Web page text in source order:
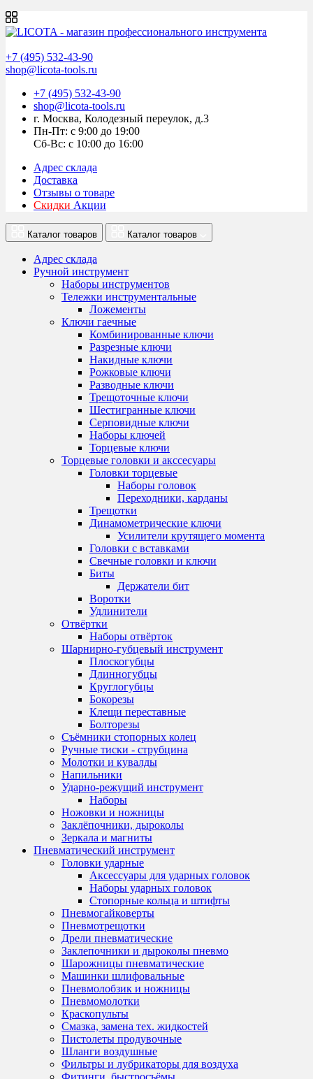
+7 (495) 532-43-90
shop@licota-tools.ru
+7 (495) 532-43-90
shop@licota-tools.ru
г. Москва, Колодезный переулок, д.3
Пн-Пт: с 9:00 до 19:00
Сб-Вс: с 10:00 до 16:00
Адрес склада
Доставка
Отзывы о товаре
Скидки Акции
Каталог товаров Каталог товаров
Адрес склада
Ручной инструмент
Наборы инструментов
Тележки инструментальные
Ложементы
Ключи гаечные
Комбинированные ключи
Разрезные ключи
Накидные ключи
Рожковые ключи
Разводные ключи
Трещоточные ключи
Шестигранные ключи
Серповидные ключи
Наборы ключей
Торцевые ключи
Торцевые головки и акссесуары
Головки торцевые
Наборы головок
Переходники, карданы
Трещотки
Динамометрические ключи
Усилители крутящего момента
Головки с вставками
Свечные головки и ключи
Биты
Держатели бит
Воротки
Удлинители
Отвёртки
Наборы отвёрток
Шарнирно-губцевый инструмент
Плоскогубцы
Длинногубцы
Круглогубцы
Бокорезы
Клещи переставные
Болторезы
Съёмники стопорных колец
Ручные тиски - струбцина
Молотки и кувалды
Напильники
Ударно-режущий инструмент
Наборы
Ножовки и ножницы
Заклёпочники, дыроколы
Зеркала и магниты
Пневматический инструмент
Головки ударные
Аксессуары для ударных головок
Наборы ударных головок
Стопорные кольца и штифты
Пневмогайковерты
Пневмотрещотки
Дрели пневматические
Заклепочники и дыроколы пневмо
Шарожницы пневматические
Машинки шлифовальные
Пневмолобзик и ножницы
Пневмомолотки
Краскопульты
Смазка, замена тех. жидкостей
Пистолеты продувочные
Шланги воздушные
Фильтры и лубрикаторы для воздуха
Фитинги, быстросъёмы